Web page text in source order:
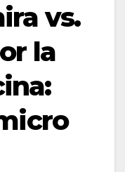
vs.
la